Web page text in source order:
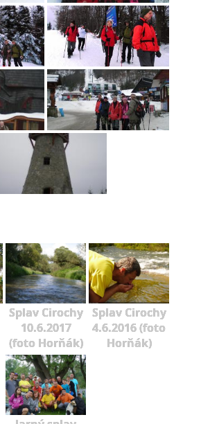
Splav Cirochy
10.6.2017
(foto Horňák)
Splav Cirochy
4.6.2016 (foto
Horňák)